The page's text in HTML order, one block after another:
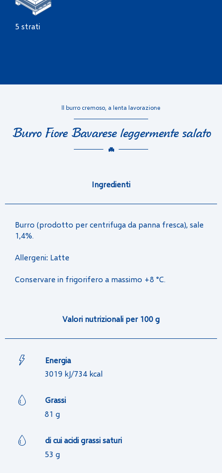
5 strati
Il burro cremoso, a lenta lavorazione
Burro Fiore Bavarese leggermente salato
Ingredienti
Burro (prodotto per centrifuga da panna fresca), sale
1,4%.
Allergeni: Latte
Conservare in frigorifero a massimo +8 °C.
Valori nutrizionali per 100 g
Energia
3019 kJ/734 kcal
Grassi
81 g
di cui acidi grassi saturi
53 g